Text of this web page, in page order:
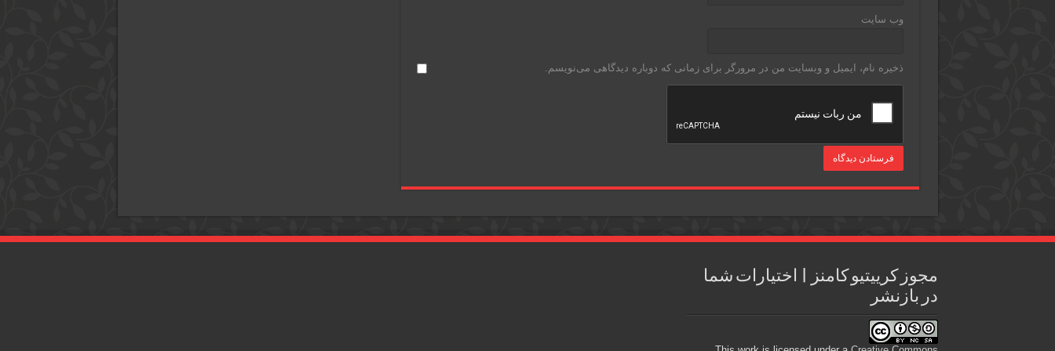
وب‌ سایت
ذخیره نام، ایمیل و وبسایت من در مرورگر برای زمانی که دوباره دیدگاهی می‌نویسم.
مجوز کرییتیو کامنز | اختیارات شما
در بازنشر